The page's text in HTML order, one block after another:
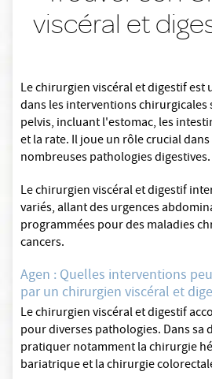
viscéral et
Le chirurgien viscéral et digestif est
dans les interventions
pelvis, incluant l'estomac, les
et la rate. Il joue un rôle crucial
nombreuses pathologies digestives.
Le chirurgien viscéral et digestif
variés, allant des urgences
programmées pour des maladies
cancers.
Agen : Quelles interventions
par un chirurgien viscéral et
Le chirurgien viscéral et digestif
pour diverses pathologies. Dans sa
pratiquer notamment la chirurgie
bariatrique et la chirurgie